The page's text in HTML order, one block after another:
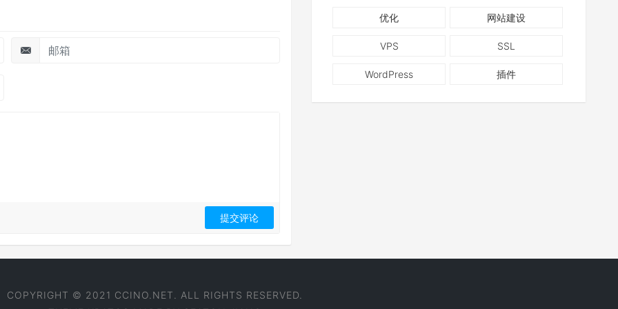
优化 网站建设
VPS SSL
WordPress 插件
COPYRIGHT © 2021 CCINO.NET. ALL RIGHTS RESERVED.